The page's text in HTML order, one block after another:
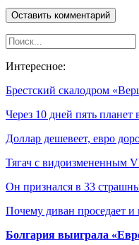
Интересное:
Брестский скалодром
Через 10 дней пять
Доллар дешевеет, евро
Тягач с видоизмененным
Он признался в 33
Почему диван проседает и
Болгария выиграла